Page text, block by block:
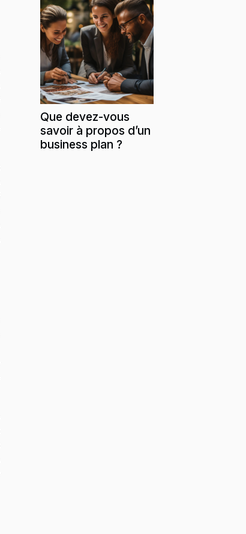
Que devez-vous
savoir à propos d’un
business plan ?